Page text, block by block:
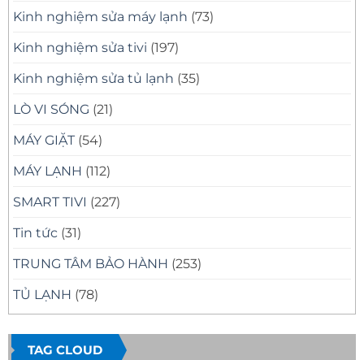
Kinh nghiệm sửa máy lạnh (73)
Kinh nghiệm sửa tivi (197)
Kinh nghiệm sửa tủ lạnh (35)
LÒ VI SÓNG (21)
MÁY GIẶT (54)
MÁY LẠNH (112)
SMART TIVI (227)
Tin tức (31)
TRUNG TÂM BẢO HÀNH (253)
TỦ LẠNH (78)
TAG CLOUD